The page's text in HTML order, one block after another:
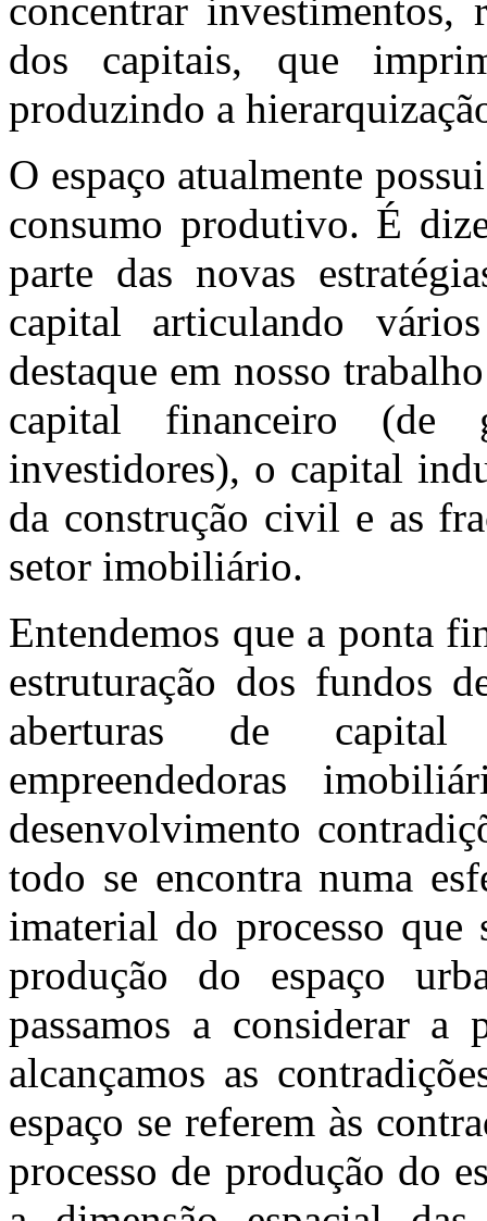
concentrar investimentos,
dos capitais, que
produzindo a
O espaço atualmente
consumo produtivo. É
parte das novas
capital articulando
destaque em nosso
capital financeiro (de
investidores), o capital
da construção civil e as
setor imobiliário.
Entendemos que a ponta
estruturação dos fundos
aberturas de capital
empreendedoras
desenvolvimento
todo se encontra numa
imaterial do processo que
produção do espaço
passamos a considerar a
alcançamos as
espaço se referem às
processo de produção do